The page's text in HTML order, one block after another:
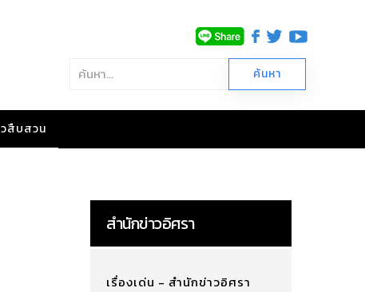
สืบสวน
สำนักข่าวอิศรา
เรื่องเด่น - สำนักข่าวอิศรา